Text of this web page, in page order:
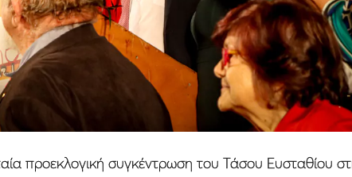
προεκλογική συγκέντρωση του Τάσου Ευσταθίου